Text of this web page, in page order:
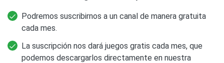
Podremos suscribirnos a un canal de manera gratuita
cada mes.
La suscripción nos dará juegos gratis cada mes, que
podemos descargarlos directamente en nuestra